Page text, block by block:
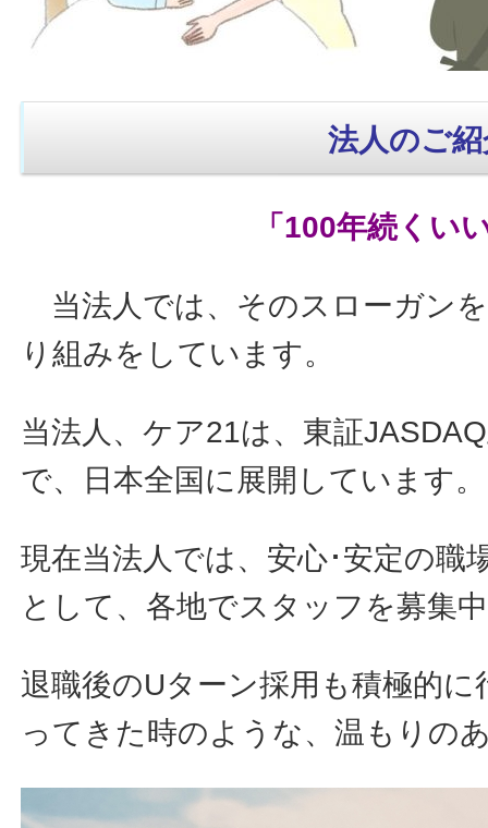
法人のご
「100年続くい
当法人では、そのスローガン
り組みをしています。
当法人、ケア21は、東証
で、日本全国に展開しています。
現在当法人では、安心･安定の職
として、各地でスタッフを募集
退職後のUターン採用も積極的
ってきた時のような、温もりの